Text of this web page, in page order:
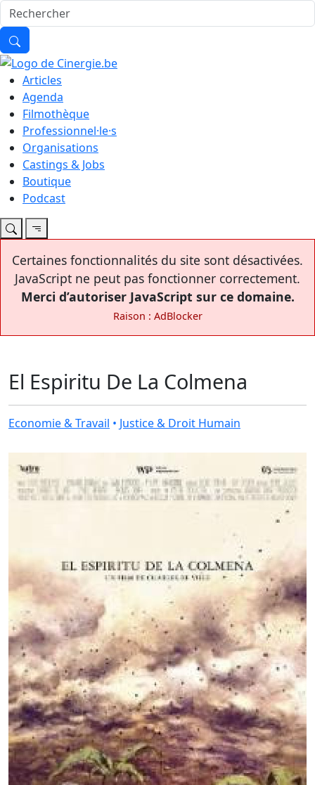
Articles
Agenda
Filmothèque
Professionnel·le·s
Organisations
Castings & Jobs
Boutique
Podcast
Certaines fonctionnalités du site sont désactivées.
JavaScript ne peut pas fonctionner correctement.
Merci d’autoriser JavaScript sur ce domaine.
Raison : AdBlocker
El Espiritu De La Colmena
Economie & Travail • Justice & Droit Humain